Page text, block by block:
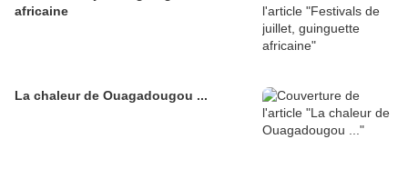
africaine
La chaleur de Ouagadougou ...